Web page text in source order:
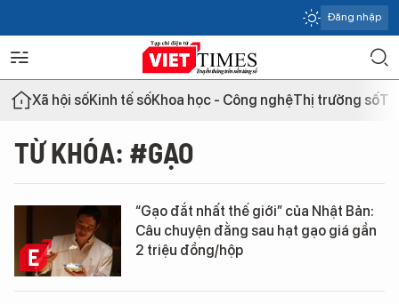
Đăng nhập
Xã hội sốKinh tế sốKhoa học - Công nghệThị trường số
TỪ KHÓA: #GẠO
“Gạo đắt nhất thế giới” của Nhật Bản:
Câu chuyện đằng sau hạt gạo giá gần
2 triệu đồng/hộp